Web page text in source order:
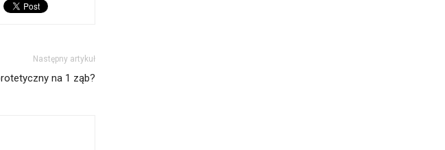
Następny artykuł
na 1 ząb?